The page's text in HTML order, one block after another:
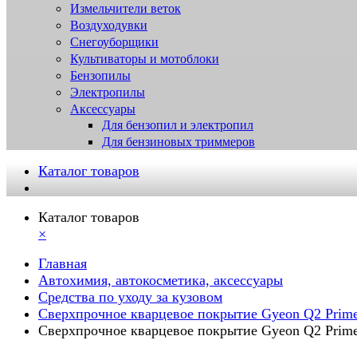
Измельчители веток
Воздуходувки
Снегоуборщики
Культиваторы и мотоблоки
Бензопилы
Электропилы
Аксессуары
Для бензопил и электропил
Для бензиновых триммеров
Каталог товаров
Каталог товаров
×
Главная
Автохимия, автокосметика, аксессуары
Средства по уходу за кузовом
Сверхпрочное кварцевое покрытие Gyeon Q2
Сверхпрочное кварцевое покрытие Gyeon Q2